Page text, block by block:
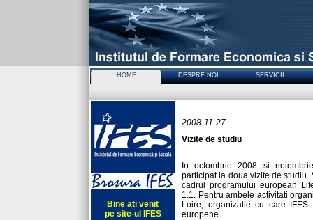
HOME DESPRE NOI SERVICII
Bine ati venit
pe site-ul IFES
2008-11-27
Vizite de studiu
In octombrie 2008 si
participat la doua vizite de
cadrul programului european
1.1. Pentru ambele activitati
Loire, organizatie cu care
europene.